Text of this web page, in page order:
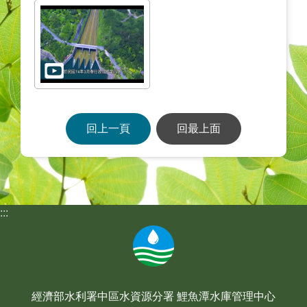
回上一頁 回最上面
:::
經濟部水利署中區水資源分署 鯉魚潭水庫管理中心